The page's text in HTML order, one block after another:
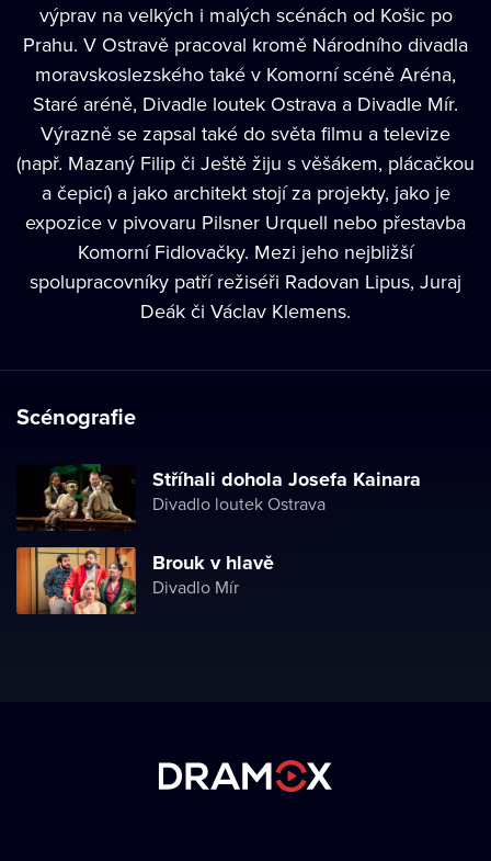
výprav na velkých i malých scénách od Košic po
Prahu. V Ostravě pracoval kromě Národního divadla
moravskoslezského také v Komorní scéně Aréna,
Staré aréně, Divadle loutek Ostrava a Divadle Mír.
Výrazně se zapsal také do světa filmu a televize
(např. Mazaný Filip či Ještě žiju s věšákem, plácačkou
a čepicí) a jako architekt stojí za projekty, jako je
expozice v pivovaru Pilsner Urquell nebo přestavba
Komorní Fidlovačky. Mezi jeho nejbližší
spolupracovníky patří režiséři Radovan Lipus, Juraj
Deák či Václav Klemens.
Scénografie
Stříhali dohola Josefa Kainara
Divadlo loutek Ostrava
Brouk v hlavě
Divadlo Mír